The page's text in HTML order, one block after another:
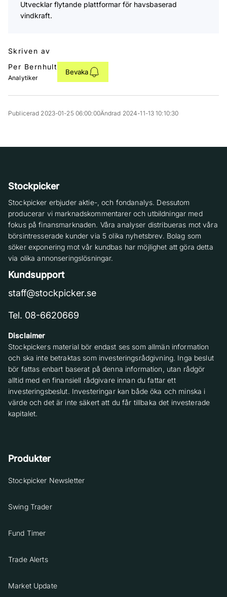
Utvecklar flytande plattformar för havsbaserad
vindkraft.
Skriven av
Per Bernhult
Analytiker
Bevaka
Publicerad 2023-01-25 06:00:00Ändrad 2024-11-13 10:10:30
Stockpicker
Stockpicker erbjuder aktie-, och fondanalys. Dessutom
producerar vi marknadskommentarer och utbildningar med
fokus på finansmarknaden. Våra analyser distribueras mot våra
börsintresserade kunder via 5 olika nyhetsbrev. Bolag som
söker exponering mot vår kundbas har möjlighet att göra detta
via olika annonseringslösningar.
Kundsupport
staff@stockpicker.se
Tel. 08-6620669
Disclaimer
Stockpickers material bör endast ses som allmän information
och ska inte betraktas som investeringsrådgivning. Inga beslut
bör fattas enbart baserat på denna information, utan rådgör
alltid med en finansiell rådgivare innan du fattar ett
investeringsbeslut. Investeringar kan både öka och minska i
värde och det är inte säkert att du får tillbaka det investerade
kapitalet.
Produkter
Stockpicker Newsletter
Swing Trader
Fund Timer
Trade Alerts
Market Update